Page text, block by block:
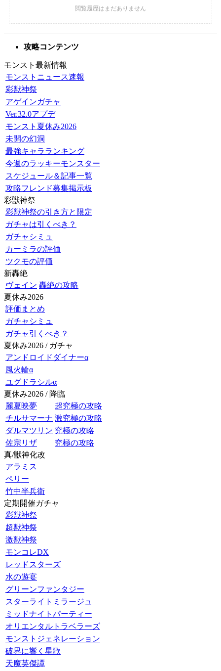
攻略コンテンツ
モンスト最新情報
モンストニュース速報
彩獣神祭
アゲインガチャ
Ver.32.0アプデ
モンスト夏休み2026
未開の幻洞
最強キャラランキング
今週のラッキーモンスター
スケジュール＆記事一覧
攻略フレンド募集掲示板
彩獣神祭
彩獣神祭の引き方と限定
ガチャは引くべき？
ガチャシミュ
カーミラの評価
ツクモの評価
新轟絶
ヴェイン 轟絶の攻略
夏休み2026
評価まとめ
ガチャシミュ
ガチャ引くべき？
夏休み2026 / ガチャ
アンドロイドダイナーα
風火輪α
ユグドラシルα
夏休み2026 / 降臨
麗夏映夢
超究極の攻略
チルサマーナ 激究極の攻略
ダルマツリン 究極の攻略
佐宗リザ
究極の攻略
真/獣神化改
アラミス
ペリー
竹中半兵衛
定期開催ガチャ
彩獣神祭
超獣神祭
激獣神祭
モンコレDX
レッドスターズ
水の遊宴
グリーンファンタジー
スターライトミラージュ
ミッドナイトパーティー
オリエンタルトラベラーズ
モンストジェネレーション
破界に響く星歌
天魔英傑譚